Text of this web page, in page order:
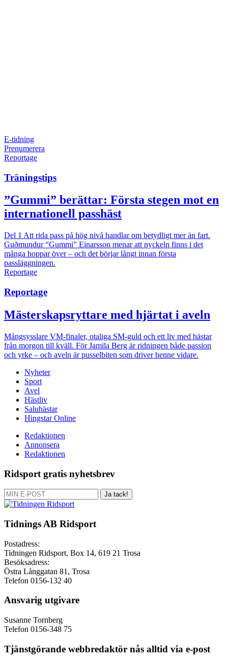
E-tidning
Prenumerera
Reportage
Träningstips
”Gummi” berättar: Första stegen mot en
internationell passhäst
Del 1 Att rida pass på hög nivå handlar om betydligt mer än fart.
Guðmundur “Gummi” Einarsson menar att nyckeln finns i det
många hoppar över – och det börjar långt innan första
passläggningen.
Reportage
Reportage
Mästerskapsryttare med hjärtat i aveln
Mångsysslare VM-finaler, otaliga SM-guld och ett liv med hästar
från morgon till kväll. För Jamila Berg är ridningen både passion
och yrke – och aveln är pusselbiten som driver henne vidare.
Nyheter
Sport
Avel
Hästliv
Saluhästar
Hingstar Online
Redaktionen
Annonsera
Redaktionen
Ridsport gratis nyhetsbrev
Ja tack!
Tidnings AB Ridsport
Postadress:
Tidningen Ridsport, Box 14, 619 21 Trosa
Besöksadress:
Östra Långgatan 81, Trosa
Telefon 0156-132 40
Ansvarig utgivare
Susanne Tornberg
Telefon 0156-348 75
Tjänstgörande webbredaktör nås alltid via e-post